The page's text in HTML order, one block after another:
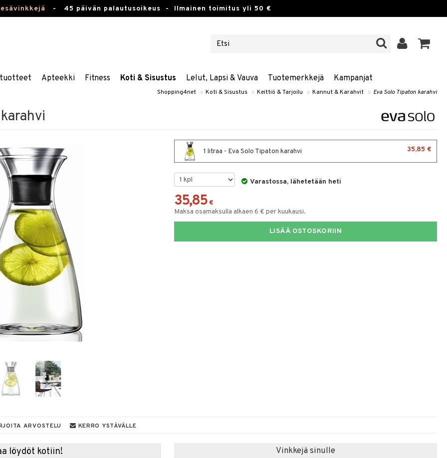
- 45 päivän palautusoikeus - Ilmainen toimitus yli 50 €
Apteekki Fitness Koti & Sisustus Lelut, Lapsi & Vauva Tuotemerkkejä Kampanjat
Shopping4net » Koti & Sisustus » Keittiö & Tarjoilu » Kannut & Karahvit » Eva Solo Tipaton karahvi
1 litraa - Eva Solo Tipaton karahvi 35,85 €
Varastossa, lähetetään heti
35,85 €
Maksa osamaksulla alkaen 6 € per kuukausi.
LISÄÄ OSTOSKORIIN
ARVOSTELU KERRO YSTÄVÄLLE
löydöt kotiin! Vinkkejä sinulle